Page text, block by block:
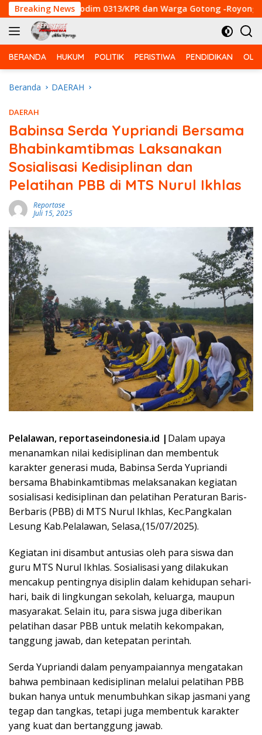
Langsung
ke
konten
Breaking News
129 Kodim 0313/KPR dan Warga Gotong -Royong Perbaiki
BERANDA HUKUM POLITIK PERISTIWA PENDIDIKAN
Beranda DAERAH
DAERAH
Babinsa Serda Yupriandi Bersama
Bhabinkamtibmas Laksanakan
Sosialisasi Kedisiplinan dan
Pelatihan PBB di MTS Nurul Ikhlas
Reportase
Juli 15, 2025
Pelalawan, reportaseindonesia.id | Dalam upaya
menanamkan nilai kedisiplinan dan membentuk
karakter generasi muda, Babinsa Serda Yupriandi
bersama Bhabinkamtibmas melaksanakan kegiatan
sosialisasi kedisiplinan dan pelatihan Peraturan Baris-
Berbaris (PBB) di MTS Nurul Ikhlas, Kec.Pangkalan
Lesung Kab.Pelalawan, Selasa,(15/07/2025).
Kegiatan ini disambut antusias oleh para siswa dan
guru MTS Nurul Ikhlas. Sosialisasi yang dilakukan
mencakup pentingnya disiplin dalam kehidupan sehari-
hari, baik di lingkungan sekolah, keluarga, maupun
masyarakat. Selain itu, para siswa juga diberikan
pelatihan dasar PBB untuk melatih kekompakan,
tanggung jawab, dan ketepatan perintah.
Serda Yupriandi dalam penyampaiannya mengatakan
bahwa pembinaan kedisiplinan melalui pelatihan PBB
bukan hanya untuk menumbuhkan sikap jasmani yang
tegap dan tangkas, tetapi juga membentuk karakter
yang kuat dan bertanggung jawab.